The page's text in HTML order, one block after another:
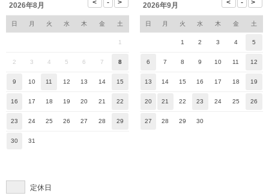
2026年8月
日 月 火 水 木 金 土
1
2 3 4 5 6 7 8
9 10 11 12 13 14 15
16 17 18 19 20 21 22
23 24 25 26 27 28 29
30 31
2026年9月
日 月 火 水 木 金 土
1 2 3 4 5
6 7 8 9 10 11 12
13 14 15 16 17 18 19
20 21 22 23 24 25 26
27 28 29 30
定休日